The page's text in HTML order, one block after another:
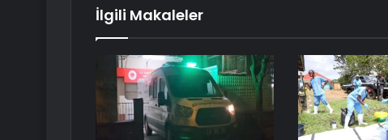
İlgili Makaleler